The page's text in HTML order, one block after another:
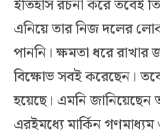
ইতিহাস রচনা করে তবেই
এনিয়ে তার নিজ দলের
পাননি। ক্ষমতা ধরে
বিক্ষোভ সবই করেছেন।
হয়েছে। এমনি জানিয়েছেন
এরইমধ্যে মার্কিন গণমাধ্যম